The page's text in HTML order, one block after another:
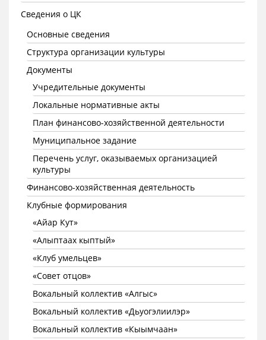
Сведения о ЦК
Основные сведения
Структура организации культуры
Документы
Учредительные документы
Локальные нормативные акты
План финансово-хозяйственной деятельности
Муниципальное задание
Перечень услуг, оказываемых организацией
культуры
Финансово-хозяйственная деятельность
Клубные формирования
«Айар Кут»
«Алыптаах кыптый»
«Клуб умельцев»
«Совет отцов»
Вокальный коллектив «Алгыс»
Вокальный коллектив «Дьуогэлиилэр»
Вокальный коллектив «Кыымчаан»